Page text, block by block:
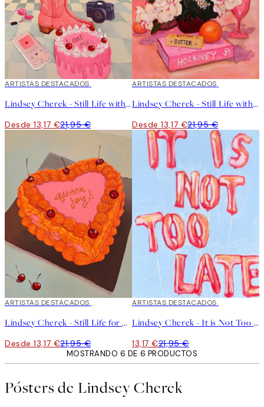
40%*
ARTISTAS DESTACADOS
Lindsey Cherek - Still Life with Fake Cake Poster
Desde 13,17 €21,95 €
40%*
ARTISTAS DESTACADOS
Lindsey Cherek - Still Life with Hockney Book Poster
Desde 13,17 €21,95 €
40%*
ARTISTAS DESTACADOS
Lindsey Cherek - Still Life for Another Birthday Poster
Desde 13,17 €21,95 €
40%*
ARTISTAS DESTACADOS
Lindsey Cherek - It is Not Too Late Poster
13,17 €21,95 €
MOSTRANDO 6 DE 6 PRODUCTOS
Pósters de Lindsey Cherek